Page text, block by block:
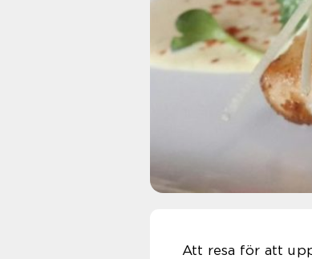
Att resa för att